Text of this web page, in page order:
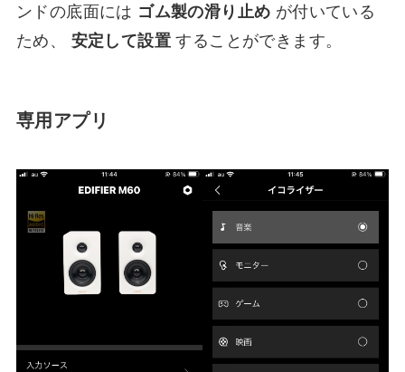
ンドの底面には ゴム製の滑り止め が付いている
ため、 安定して設置することができます。
専用アプリ